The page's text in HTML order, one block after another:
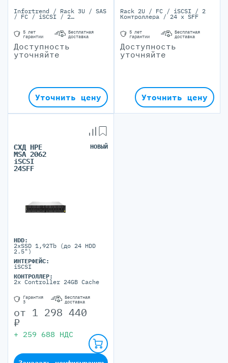
Infortrend / Rack 3U / SAS
/ FC / iSCSI / 2
Контроллера / 24 x LFF
5 лет
гарантии
Бесплатная
доставка
Доступность
уточняйте
Уточнить цену
Rack 2U / FC / iSCSI / 2
Контроллера / 24 x SFF
5 лет
гарантии
Бесплатная
доставка
Доступность
уточняйте
Уточнить цену
СХД HPE
MSA 2062
iSCSI
24SFF
НОВЫЙ
HDD:
2xSSD 1,92Tb (до 24 HDD
2.5")
ИНТЕРФЕЙС:
iSCSI
КОНТРОЛЛЕР:
2x Controller 24GB Cache
Гарантия
3
Бесплатная
доставка
от 1 298 440
₽
+ 259 688 НДС